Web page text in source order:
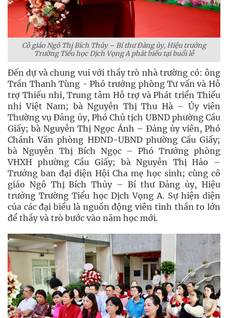
Cô giáo Ngô Thị Bích Thủy – Bí thư Đảng ủy, Hiệu trưởng
Trường Tiểu học Dịch Vọng A phát biểu tại buổi lễ
Đến dự và chung vui với thầy trò nhà trường có: ông
Trần Thanh Tùng - Phó trưởng phòng Tư vấn và Hỗ
trợ Thiếu nhi, Trung tâm Hỗ trợ và Phát triển Thiếu
nhi Việt Nam; bà Nguyễn Thị Thu Hà – Ủy viên
Thường vụ Đảng ủy, Phó Chủ tịch UBND phường Cầu
Giấy; bà Nguyễn Thị Ngọc Ánh – Đảng ủy viên, Phó
Chánh Văn phòng HĐND-UBND phường Cầu Giấy;
bà Nguyễn Thị Bích Ngọc – Phó Trưởng phòng
VHXH phường Cầu Giấy; bà Nguyễn Thị Hảo –
Trưởng ban đại diện Hội Cha mẹ học sinh; cùng cô
giáo Ngô Thị Bích Thủy – Bí thư Đảng ủy, Hiệu
trưởng Trường Tiểu học Dịch Vọng A. Sự hiện diện
của các đại biểu là nguồn động viên tinh thần to lớn
để thầy và trò bước vào năm học mới.